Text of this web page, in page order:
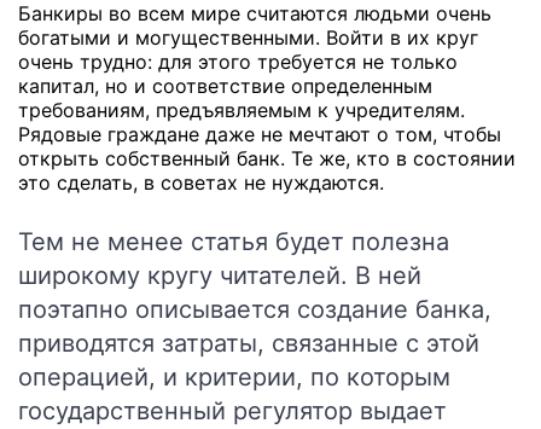
Банкиры во всем мире считаются людьми очень
богатыми и могущественными. Войти в их круг
очень трудно: для этого требуется не только
капитал, но и соответствие определенным
требованиям, предъявляемым к учредителям.
Рядовые граждане даже не мечтают о том, чтобы
открыть собственный банк. Те же, кто в состоянии
это сделать, в советах не нуждаются.
Тем не менее статья будет полезна
широкому кругу читателей. В ней
поэтапно описывается создание банка,
приводятся затраты, связанные с этой
операцией, и критерии, по которым
государственный регулятор выдает